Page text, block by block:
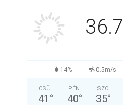
36.7
14% 0.5m/s
CSÜ
41 °
PÉN
40°
SZO
35°